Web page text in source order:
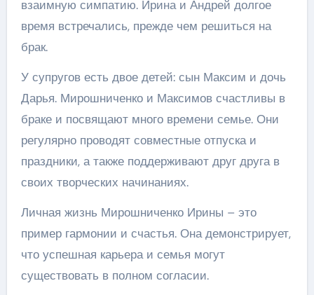
взаимную симпатию. Ирина и Андрей долгое
время встречались, прежде чем решиться на
брак.
У супругов есть двое детей: сын Максим и дочь
Дарья. Мирошниченко и Максимов счастливы в
браке и посвящают много времени семье. Они
регулярно проводят совместные отпуска и
праздники, а также поддерживают друг друга в
своих творческих начинаниях.
Личная жизнь Мирошниченко Ирины – это
пример гармонии и счастья. Она демонстрирует,
что успешная карьера и семья могут
существовать в полном согласии.